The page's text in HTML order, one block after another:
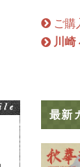
ご購
川崎
最新